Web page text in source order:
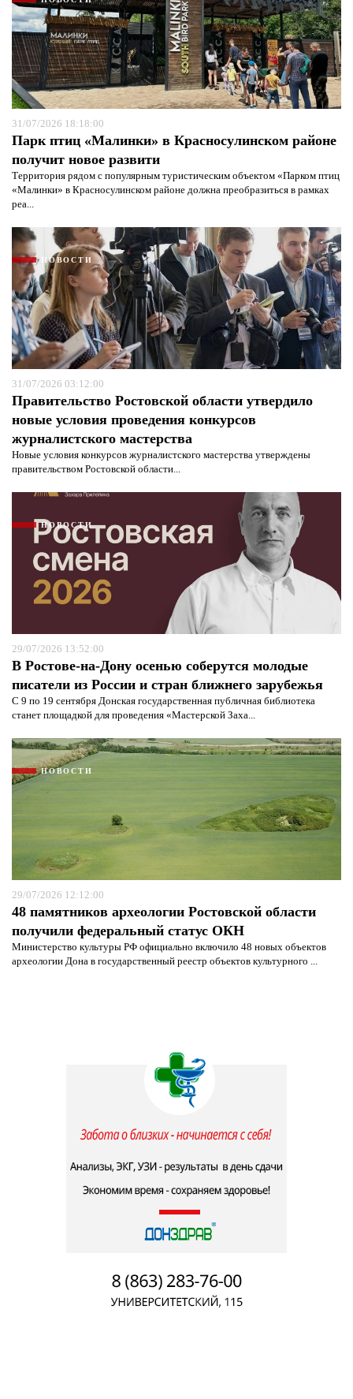
31/07/2026 18:18:00
Парк птиц «Малинки» в Красносулинском районе
получит новое развити
Территория рядом с популярным туристическим объектом «Парком птиц
«Малинки» в Красносулинском районе должна преобразиться в рамках
реа...
НОВОСТИ
31/07/2026 03:12:00
Правительство Ростовской области утвердило
новые условия проведения конкурсов
журналистского мастерства
Новые условия конкурсов журналистского мастерства утверждены
правительством Ростовской области...
НОВОСТИ
29/07/2026 13:52:00
В Ростове-на-Дону осенью соберутся молодые
писатели из России и стран ближнего зарубежья
С 9 по 19 сентября Донская государственная публичная библиотека
станет площадкой для проведения «Мастерской Заха...
НОВОСТИ
29/07/2026 12:12:00
48 памятников археологии Ростовской области
получили федеральный статус ОКН
Министерство культуры РФ официально включило 48 новых объектов
археологии Дона в государственный реестр объектов культурного ...
политикой конфиденциальности и
защиты информации*
Я согласен сполитикой конфиденциальности и
защиты информации*